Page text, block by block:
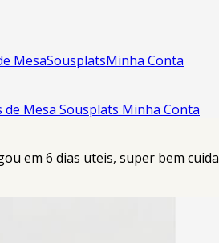
MesaSousplatsMinha Conta
de Mesa Sousplats Minha Conta
em 6 dias uteis, super bem